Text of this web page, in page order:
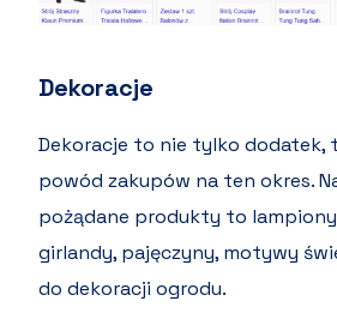
Dekoracje
Dekoracje to nie tylko dodatek,
powód zakupów na ten okres.
pożądane produkty to
girlandy, pajęczyny, motywy
do dekoracji ogrodu.